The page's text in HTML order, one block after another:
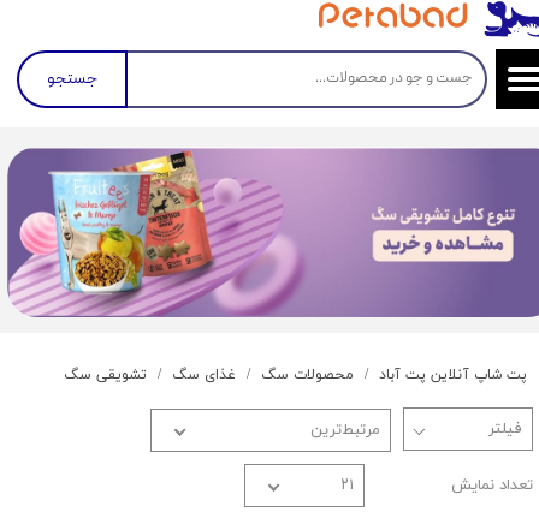
جستجو
پت شاپ آنلاین پت آباد محصولات سگ غذای سگ تشویقی سگ
مرتبط‌ترین
تعداد نمایش ۲۱